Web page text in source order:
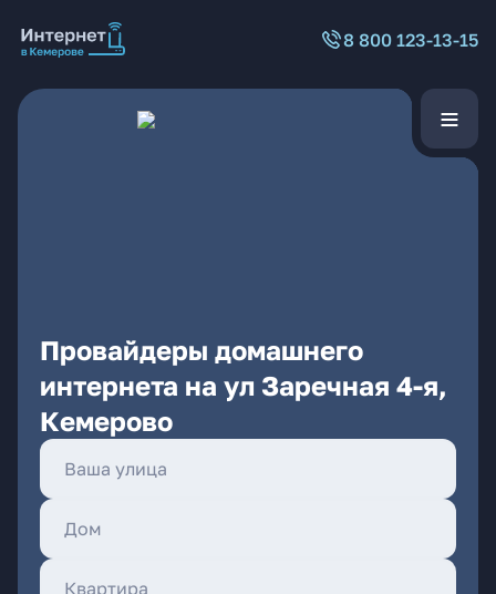
8 800 123-13-15
Провайдеры домашнего
интернета на ул Заречная 4-я,
Кемерово